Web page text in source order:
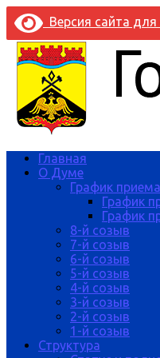
Версия сайта
Главная
О Думе
График
График
График
8-й созыв
7-й созыв
6-й созыв
5-й созыв
4-й созыв
3-й созыв
2-й созыв
1-й созыв
Структура